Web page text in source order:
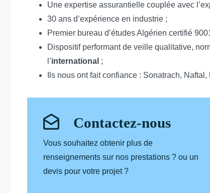
Une expertise assurantielle couplée avec
30 ans d’expérience en industrie ;
Premier bureau d’études Algérien certifié
Dispositif performant de veille qualitative,
l’international ;
Ils nous ont fait confiance : Sonatrach,
Contactez-nous
Vous souhaitez obtenir plus de
renseignements sur nos prestations ? ou un
devis pour votre projet ?